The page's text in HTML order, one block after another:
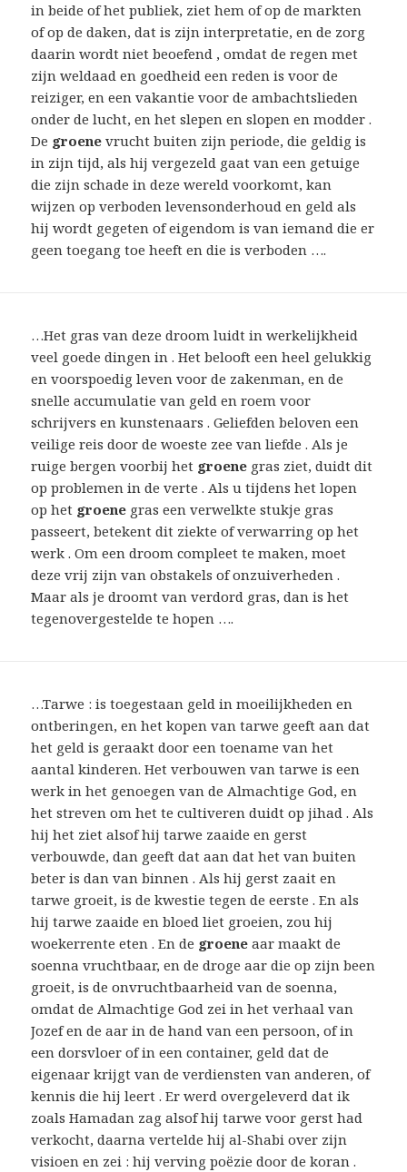
in beide of het publiek, ziet hem of op de markten
of op de daken, dat is zijn interpretatie, en de zorg
daarin wordt niet beoefend , omdat de regen met
zijn weldaad en goedheid een reden is voor de
reiziger, en een vakantie voor de ambachtslieden
onder de lucht, en het slepen en slopen en modder .
De groene vrucht buiten zijn periode, die geldig is
in zijn tijd, als hij vergezeld gaat van een getuige
die zijn schade in deze wereld voorkomt, kan
wijzen op verboden levensonderhoud en geld als
hij wordt gegeten of eigendom is van iemand die er
geen toegang toe heeft en die is verboden ….
…Het gras van deze droom luidt in werkelijkheid
veel goede dingen in . Het belooft een heel gelukkig
en voorspoedig leven voor de zakenman, en de
snelle accumulatie van geld en roem voor
schrijvers en kunstenaars . Geliefden beloven een
veilige reis door de woeste zee van liefde . Als je
ruige bergen voorbij het groene gras ziet, duidt dit
op problemen in de verte . Als u tijdens het lopen
op het groene gras een verwelkte stukje gras
passeert, betekent dit ziekte of verwarring op het
werk . Om een ​​droom compleet te maken, moet
deze vrij zijn van obstakels of onzuiverheden .
Maar als je droomt van verdord gras, dan is het
tegenovergestelde te hopen ….
…Tarwe : is toegestaan geld in moeilijkheden en
ontberingen, en het kopen van tarwe geeft aan dat
het geld is geraakt door een toename van het
aantal kinderen. Het verbouwen van tarwe is een
werk in het genoegen van de Almachtige God, en
het streven om het te cultiveren duidt op jihad . Als
hij het ziet alsof hij tarwe zaaide en gerst
verbouwde, dan geeft dat aan dat het van buiten
beter is dan van binnen . Als hij gerst zaait en
tarwe groeit, is de kwestie tegen de eerste . En als
hij tarwe zaaide en bloed liet groeien, zou hij
woekerrente eten . En de groene aar maakt de
soenna vruchtbaar, en de droge aar die op zijn been
groeit, is de onvruchtbaarheid van de soenna,
omdat de Almachtige God zei in het verhaal van
Jozef en de aar in de hand van een persoon, of in
een dorsvloer of in een container, geld dat de
eigenaar krijgt van de verdiensten van anderen, of
kennis die hij leert . Er werd overgeleverd dat ik
zoals Hamadan zag alsof hij tarwe voor gerst had
verkocht, daarna vertelde hij al-Shabi over zijn
visioen en zei : hij verving poëzie door de koran .